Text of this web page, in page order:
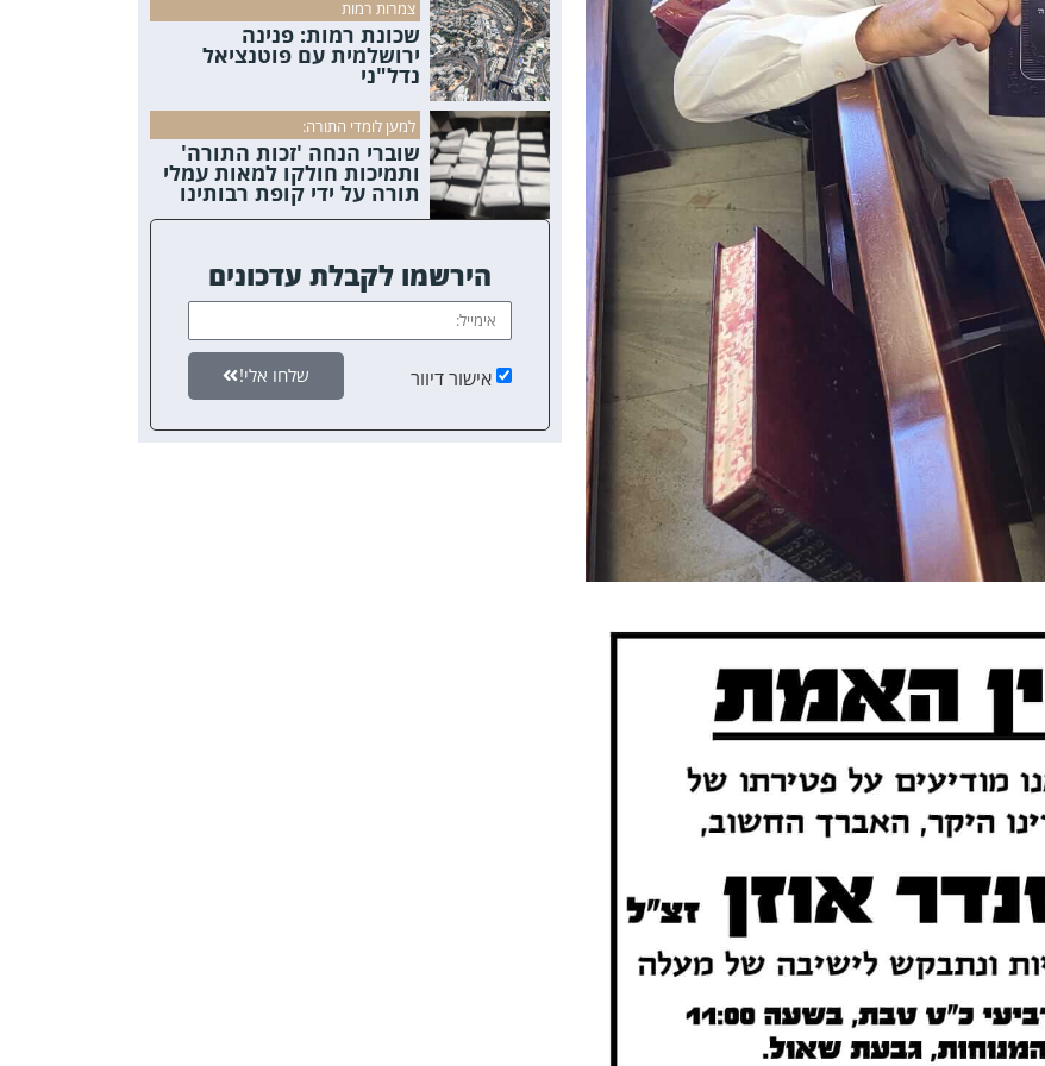
צמרות רמות
שכונת רמות: פנינה
ירושלמית עם פוטנציאל
נדל"ני
למען לומדי התורה:
שוברי הנחה 'זכות התורה'
ותמיכות חולקו למאות עמלי
תורה על ידי קופת רבותינו
הירשמו לקבלת עדכונים
אישור דיוור שלחו אלי!